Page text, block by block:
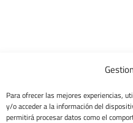
Para ofrecer las mejores experiencias,
y/o acceder a la información del
permitirá procesar datos como el